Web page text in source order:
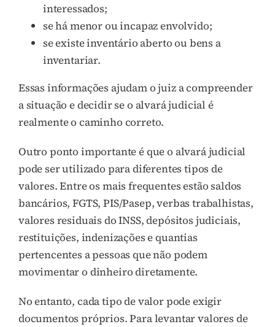
interessados;
se há menor ou incapaz envolvido;
se existe inventário aberto ou bens a
inventariar.
Essas informações ajudam o juiz a compreender
a situação e decidir se o alvará judicial é
realmente o caminho correto.
Outro ponto importante é que o alvará judicial
pode ser utilizado para diferentes tipos de
valores. Entre os mais frequentes estão saldos
bancários, FGTS, PIS/Pasep, verbas trabalhistas,
valores residuais do INSS, depósitos judiciais,
restituições, indenizações e quantias
pertencentes a pessoas que não podem
movimentar o dinheiro diretamente.
No entanto, cada tipo de valor pode exigir
documentos próprios. Para levantar valores de